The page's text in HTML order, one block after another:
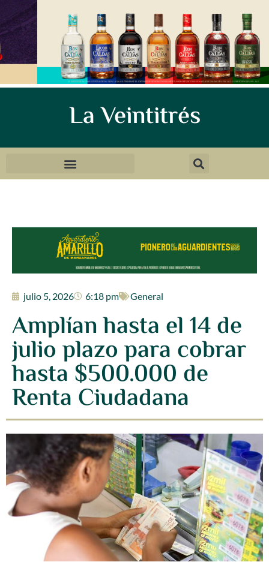
La Veintitrés
julio 5, 2026 6:18 pm General
Amplían hasta el 14 de
julio plazo para cobrar
hasta $500.000 de
Renta Ciudadana